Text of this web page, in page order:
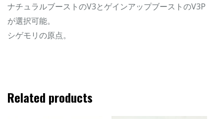
ナチュラルブーストのV3とゲインアップブーストのV3P
が選択可能。
シゲモリの原点。
Related products